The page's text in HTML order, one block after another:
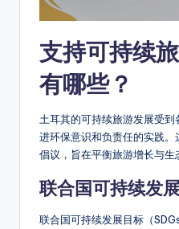
支持可持续
有哪些？
土耳其的可持续旅游发展受
进环保意识和负责任的实践
倡议，旨在平衡旅游增长与生
联合国可持续发
联合国可持续发展目标（